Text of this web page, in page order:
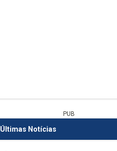
PUB
Últimas Notícias